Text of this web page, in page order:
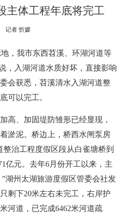
主体工程年底将完工
记者 忻媛
，我市东西苕溪、环湖河道等
，入湖河道水质好坏，直接影响
会获悉，苕溪清水入湖河道整
可以完工。
、加固堤防雏形已经显现，
淤泥。桥边上，桥西水闸泵房
治工程度假区段从白雀塘桥到
亿元。去年6月份开工以来，主
湖州太湖旅游度假区管委会社发
剩下20米左右未完工，右岸护
河道，已完成6462米河道疏